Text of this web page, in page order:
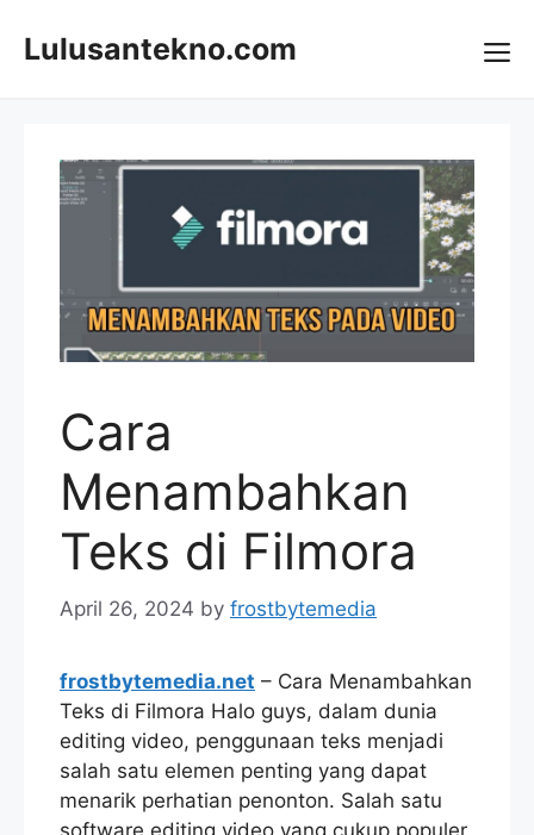
Lulusantekno.com
Cara
Menambahkan
Teks di Filmora
April 26, 2024 by frostbytemedia
frostbytemedia.net – Cara Menambahkan
Teks di Filmora Halo guys, dalam dunia
editing video, penggunaan teks menjadi
salah satu elemen penting yang dapat
menarik perhatian penonton. Salah satu